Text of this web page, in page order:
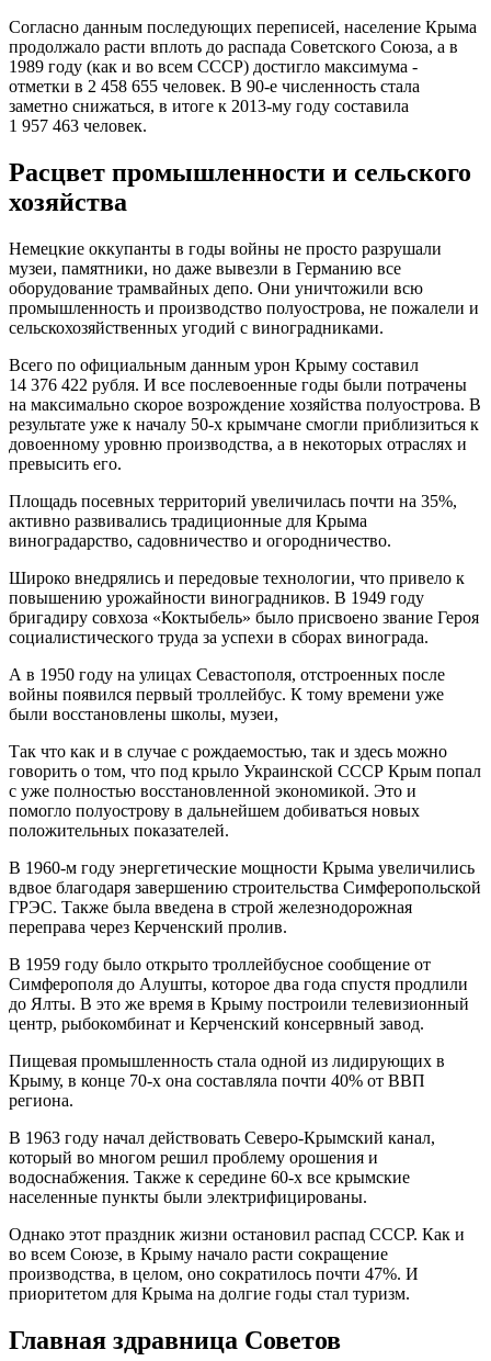
Согласно данным последующих переписей, население Крыма
продолжало расти вплоть до распада Советского Союза, а в
1989 году (как и во всем СССР) достигло максимума -
отметки в 2 458 655 человек. В 90-е численность стала
заметно снижаться, в итоге к 2013-му году составила
1 957 463 человек.
Расцвет промышленности и сельского
хозяйства
Немецкие оккупанты в годы войны не просто разрушали
музеи, памятники, но даже вывезли в Германию все
оборудование трамвайных депо. Они уничтожили всю
промышленность и производство полуострова, не пожалели и
сельскохозяйственных угодий с виноградниками.
Всего по официальным данным урон Крыму составил
14 376 422 рубля. И все послевоенные годы были потрачены
на максимально скорое возрождение хозяйства полуострова. В
результате уже к началу 50-х крымчане смогли приблизиться к
довоенному уровню производства, а в некоторых отраслях и
превысить его.
Площадь посевных территорий увеличилась почти на 35%,
активно развивались традиционные для Крыма
виноградарство, садовничество и огородничество.
Широко внедрялись и передовые технологии, что привело к
повышению урожайности виноградников. В 1949 году
бригадиру совхоза «Коктыбель» было присвоено звание Героя
социалистического труда за успехи в сборах винограда.
А в 1950 году на улицах Севастополя, отстроенных после
войны появился первый троллейбус. К тому времени уже
были восстановлены школы, музеи,
Так что как и в случае с рождаемостью, так и здесь можно
говорить о том, что под крыло Украинской СССР Крым попал
с уже полностью восстановленной экономикой. Это и
помогло полуострову в дальнейшем добиваться новых
положительных показателей.
В 1960-м году энергетические мощности Крыма увеличились
вдвое благодаря завершению строительства Симферопольской
ГРЭС. Также была введена в строй железнодорожная
переправа через Керченский пролив.
В 1959 году было открыто троллейбусное сообщение от
Симферополя до Алушты, которое два года спустя продлили
до Ялты. В это же время в Крыму построили телевизионный
центр, рыбокомбинат и Керченский консервный завод.
Пищевая промышленность стала одной из лидирующих в
Крыму, в конце 70-х она составляла почти 40% от ВВП
региона.
В 1963 году начал действовать Северо-Крымский канал,
который во многом решил проблему орошения и
водоснабжения. Также к середине 60-х все крымские
населенные пункты были электрифицированы.
Однако этот праздник жизни остановил распад СССР. Как и
во всем Союзе, в Крыму начало расти сокращение
производства, в целом, оно сократилось почти 47%. И
приоритетом для Крыма на долгие годы стал туризм.
Главная здравница Советов